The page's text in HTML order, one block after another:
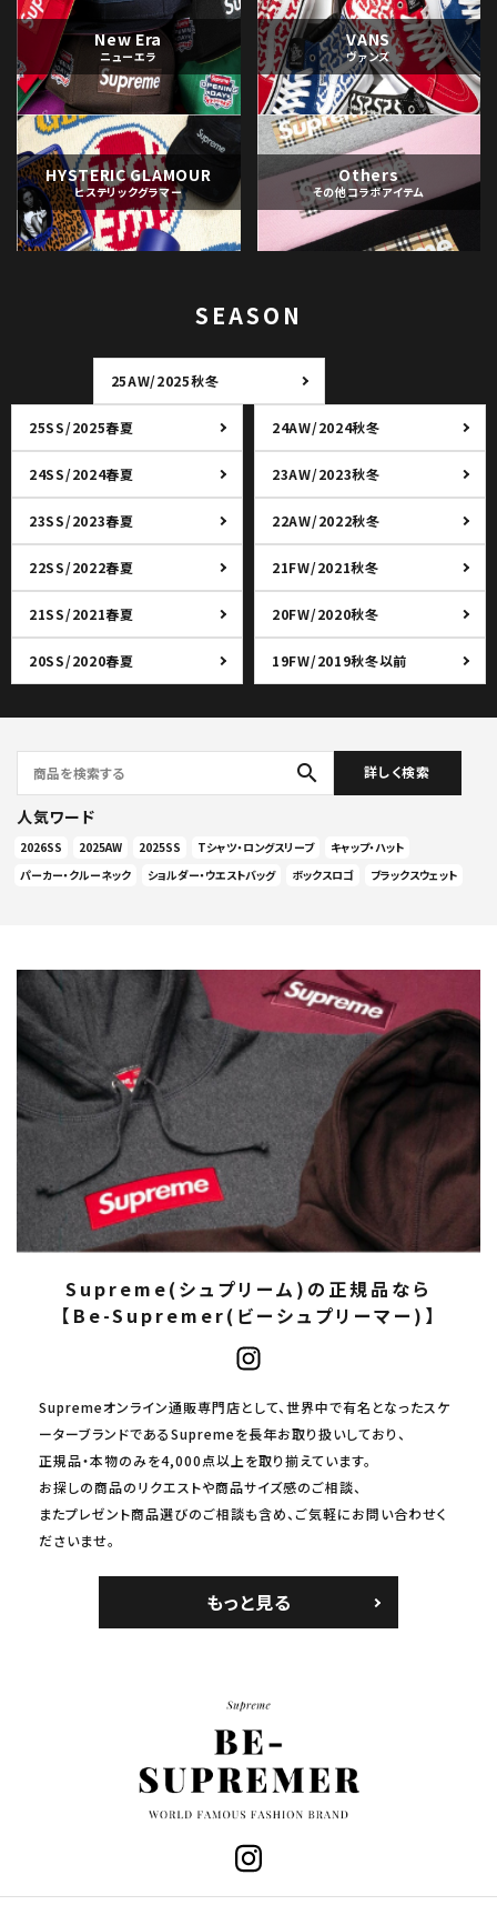
New Era
ニューエラ
VANS
ヴァンズ
HYSTERIC GLAMOUR
ヒステリックグラマー
Others
その他コラボアイテム
SEASON
25AW/2025秋冬
25SS/2025春夏 24AW/2024秋冬
24SS/2024春夏 23AW/2023秋冬
23SS/2023春夏 22AW/2022秋冬
22SS/2022春夏 21FW/2021秋冬
21SS/2021春夏 20FW/2020秋冬
20SS/2020春夏 19FW/2019秋冬以前
search 詳しく検索
人気ワード
2026SS 2025AW 2025SS Tシャツ・ロングスリーブ
キャップ・ハット
パーカー・クルーネック
ショルダー・ウエストバッグ ボックスロゴ ブラックスウェット
Supreme(シュプリーム)の正規品なら
【Be-Supremer(ビーシュプリーマー)】
Supremeオンライン通販専門店として、世界中で有名となったスケ
ーターブランドであるSupremeを長年お取り扱いしており、
正規品・本物のみを4,000点以上を取り揃えています。
お探しの商品のリクエストや商品サイズ感のご相談、
またプレゼント商品選びのご相談も含め、ご気軽にお問い合わせく
ださいませ。
もっと見る